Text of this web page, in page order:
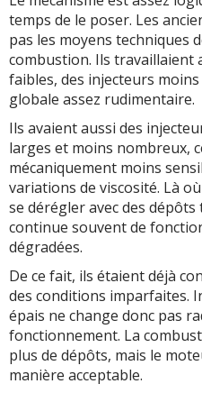
temps de le poser. Les
pas les moyens techniques
combustion. Ils travaillaient
faibles, des injecteurs
globale assez rudimentaire.
Ils avaient aussi des
larges et moins nombreux,
mécaniquement moins
variations de viscosité. Là
se dérégler avec des
continue souvent de
dégradées.
De ce fait, ils étaient déjà
des conditions imparfaites.
épais ne change donc pas
fonctionnement. La
plus de dépôts, mais le
manière acceptable.